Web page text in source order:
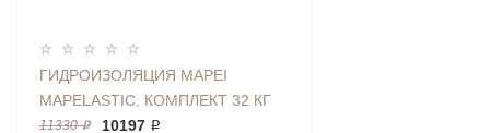
ГИДРОИЗОЛЯЦИЯ MAPEI
MAPELASTIC, КОМПЛЕКТ 32 КГ
11330 ₽ 10197 ₽